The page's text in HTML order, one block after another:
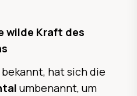
wilde Kraft des
bekannt, hat sich die
umbenannt, um